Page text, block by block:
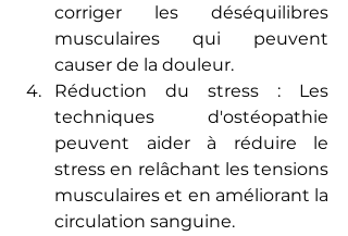
corriger les déséquilibres
musculaires qui peuvent
causer de la douleur.
Réduction du stress : Les
techniques d'ostéopathie
peuvent aider à réduire le
stress en relâchant les tensions
musculaires et en améliorant la
circulation sanguine.